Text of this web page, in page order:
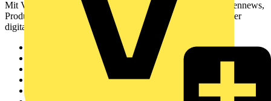
Mit Voltimum erhalten Elektrofachkräfte Zugang zu Branchennews,
Produktinformationen, Schulungen und Tools – alles auf einer
digitalen Plattform und Community.